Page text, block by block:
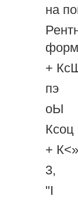
на
+
пэ
оЫ
Ксоц
+
3,
"I